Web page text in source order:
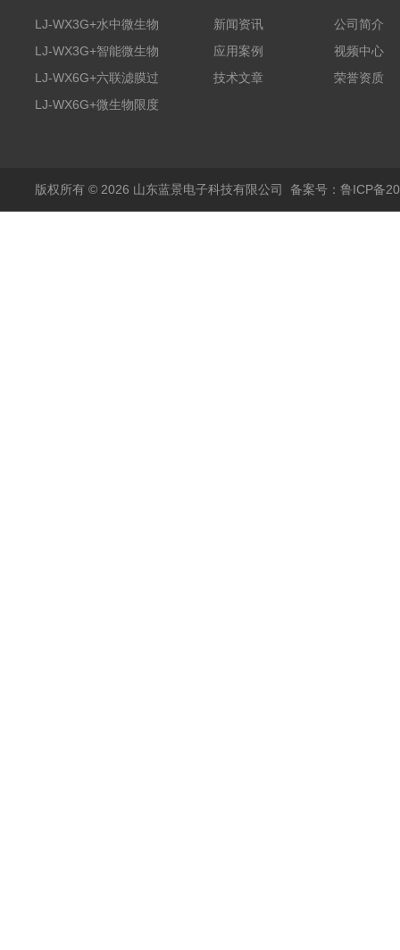
LJ-WX3G+水中微生物
膜过滤装置
LJ-WX3G+智能微生物
限度仪
LJ-WX6G+六联滤膜过
滤器
LJ-WX6G+微生物限度
新闻资讯
应用案例
技术文章
公司简介
视频中心
荣誉资质
版权所有 © 2026 山东蓝景电子科技有限公司 备案号：鲁ICP备